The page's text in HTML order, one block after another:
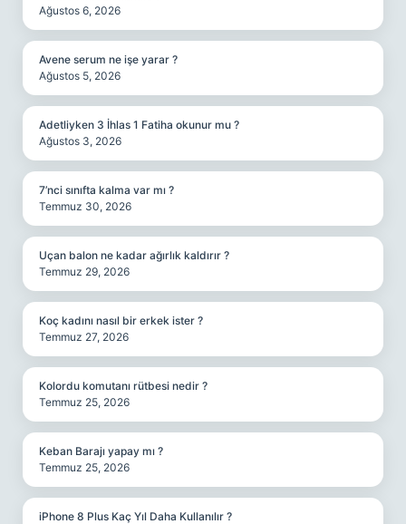
Ağustos 6, 2026
Avene serum ne işe yarar ?
Ağustos 5, 2026
Adetliyken 3 İhlas 1 Fatiha okunur mu ?
Ağustos 3, 2026
7’nci sınıfta kalma var mı ?
Temmuz 30, 2026
Uçan balon ne kadar ağırlık kaldırır ?
Temmuz 29, 2026
Koç kadını nasıl bir erkek ister ?
Temmuz 27, 2026
Kolordu komutanı rütbesi nedir ?
Temmuz 25, 2026
Keban Barajı yapay mı ?
Temmuz 25, 2026
iPhone 8 Plus Kaç Yıl Daha Kullanılır ?